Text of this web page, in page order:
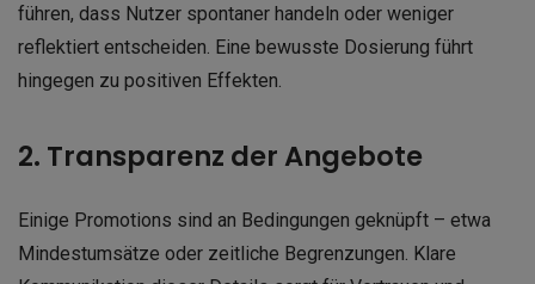
führen, dass Nutzer spontaner handeln oder weniger
reflektiert entscheiden. Eine bewusste Dosierung führt
hingegen zu positiven Effekten.
2. Transparenz der Angebote
Einige Promotions sind an Bedingungen geknüpft – etwa
Mindestumsätze oder zeitliche Begrenzungen. Klare